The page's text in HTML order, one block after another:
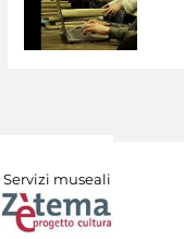
Servizi museali